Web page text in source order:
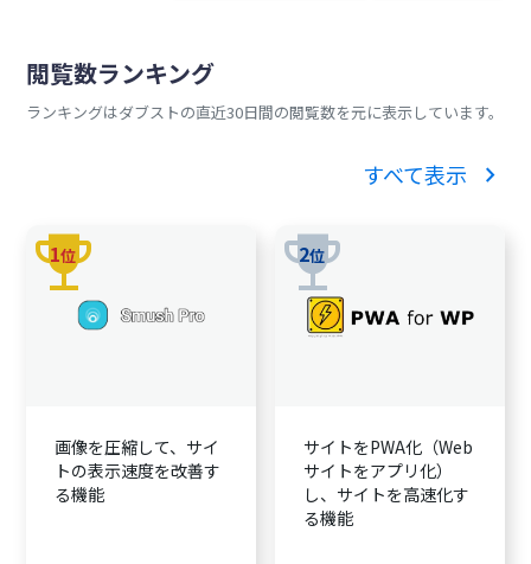
サ
イ
ド
閲覧数ランキング
ランキングはダブストの直近30日間の閲覧数を元に表示しています。
すべて表示 chevron_right
trophy
1位
画像を圧縮して、サイ
トの表示速度を改善す
る機能
trophy
2位
サイトをPWA化（Web
サイトをアプリ化）
し、サイトを高速化す
る機能